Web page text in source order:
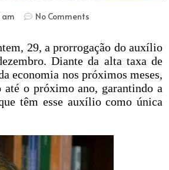
am No Comments
29, a prorrogação do auxílio
Diante da alta taxa de
economia nos próximos meses,
até o próximo ano, garantindo a
têm esse auxílio como única